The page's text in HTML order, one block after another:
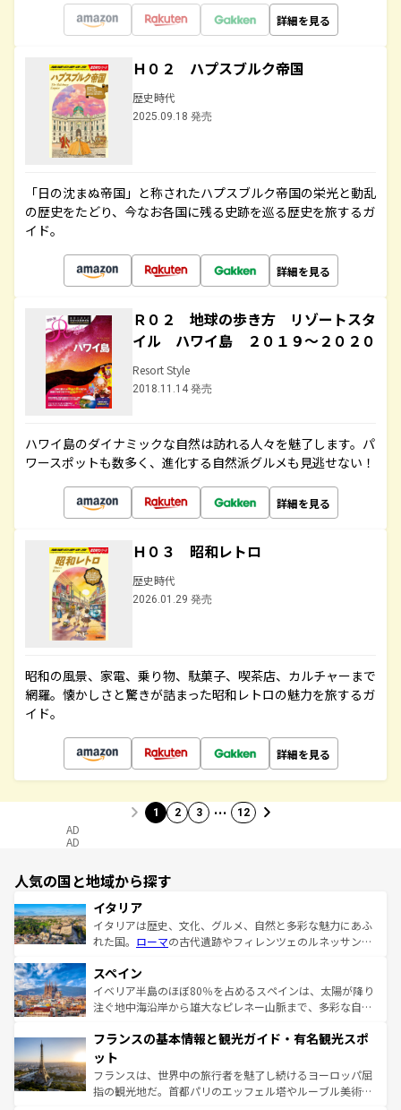
詳細を見る
Ｈ０２ ハプスブルク帝国
歴史時代
2025.09.18 発売
「日の沈まぬ帝国」と称されたハプスブルク帝国の栄光と動乱
の歴史をたどり、今なお各国に残る史跡を巡る歴史を旅するガ
イド。
詳細を見る
Ｒ０２ 地球の歩き方 リゾートスタ
イル ハワイ島 ２０１９～２０２０
Resort Style
2018.11.14 発売
ハワイ島のダイナミックな自然は訪れる人々を魅了します。パ
ワースポットも数多く、進化する自然派グルメも見逃せない！
詳細を見る
Ｈ０３ 昭和レトロ
歴史時代
2026.01.29 発売
昭和の風景、家電、乗り物、駄菓子、喫茶店、カルチャーまで
網羅。懐かしさと驚きが詰まった昭和レトロの魅力を旅するガ
イド。
詳細を見る
1 2 3 … 12
AD
AD
人気の国と地域から探す
イタリア
イタリアは歴史、文化、グルメ、自然と多彩な魅力にあふ
れた国。 ローマの古代遺跡やフィレンツェのルネッサンス
ろん、トスカーナの美しい田園風景やアマルフィ海岸の絶
景など、自然景観も見逃せない。観光の合間には、本場の
ピザやパスタなど、絶品のイタリア料理を堪能することも
ませてくれるイタリアで、忘れられない旅をしてみよう！
なお、新着のイタリア情報は
しい。
スペイン
イベリア半島のほぼ80％を占めるスペインは、太陽が降り
注ぐ地中海沿岸から雄大なピレネー山脈まで、多彩な自然
文化が根付くこの国では、情熱的なフラメンコ、熱気あふ
れる闘牛、そして美味しいタパスが生活の一部となってい
る。首都マドリードの洗練された雰囲気や、バルセロナの
アートに溢れた街角から、地方では古代ローマ遺跡や中世
フランスの基本情報と観光ガイド・有名観光スポ
ット
フランスは、世界中の旅行者を魅了し続けるヨーロッパ屈
指の観光地だ。首都パリのエッフェル塔やルーブル美術館